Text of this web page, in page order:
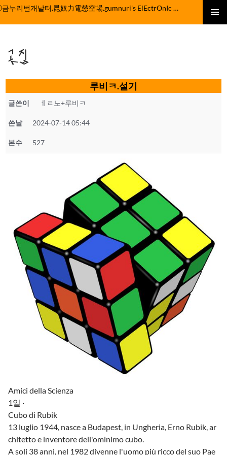
컨
뛰
기
ⓒ금누리번개날터.昆奴力電慈空場.gumnuri's ElEctrOnIc fActOrY
곳집
루비ㅋ.설기
글쓴이 ㅔㄹ노+루비ㅋ
쓴날 2024-07-14 05:44
본수 527
Amici della Scienza
1일 ·
Cubo di Rubik
13 luglio 1944, nasce a Budapest, in Ungheria, Erno Rubik, ar
chitetto e inventore dell'ominimo cubo.
A soli 38 anni, nel 1982 divenne l'uomo più ricco del suo Pae